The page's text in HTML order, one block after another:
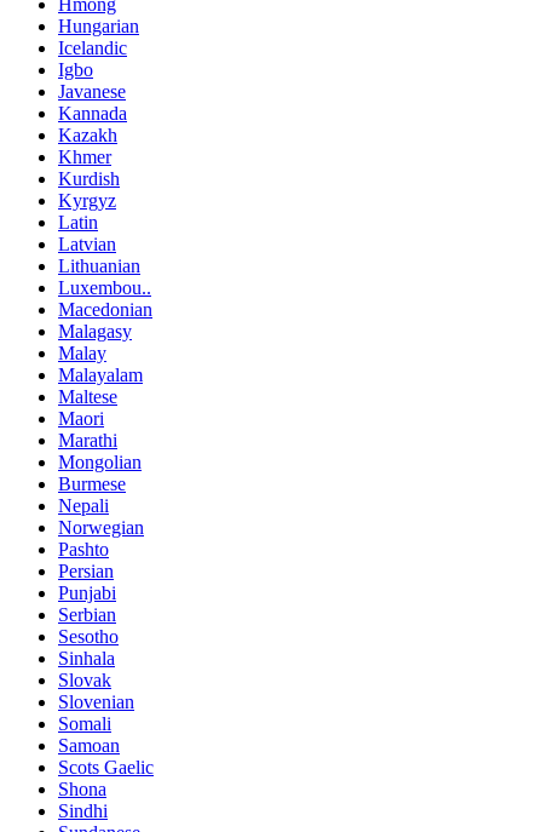
Hmong
Hungarian
Icelandic
Igbo
Javanese
Kannada
Kazakh
Khmer
Kurdish
Kyrgyz
Latin
Latvian
Lithuanian
Luxembou..
Macedonian
Malagasy
Malay
Malayalam
Maltese
Maori
Marathi
Mongolian
Burmese
Nepali
Norwegian
Pashto
Persian
Punjabi
Serbian
Sesotho
Sinhala
Slovak
Slovenian
Somali
Samoan
Scots Gaelic
Shona
Sindhi